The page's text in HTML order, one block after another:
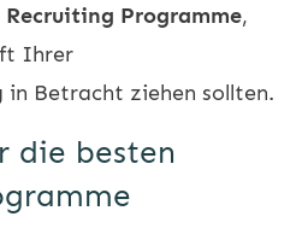
Recruiting Programme,
Ihrer
in Betracht ziehen sollten.
die besten